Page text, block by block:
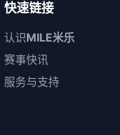
快速链接
认识MILE米乐
赛事快讯
服务与支持